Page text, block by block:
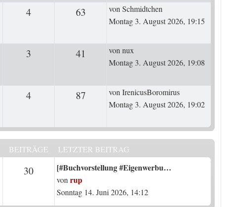
4Antworten 63ZugriffeLetzter Beitrag
vonSchmidtchen
Montag 3. August 2026, 19:15
3 41 ZugriffeLetzter Beitrag
vonnux
Montag 3. August 2026, 19:08
4Antworten 87ZugriffeLetzter Beitrag
vonIrenicusBoromirus
Montag 3. August 2026, 19:02
BEITRÄGE LETZTER BEITRAG
30BeiträgeLetzter Beitrag
[#Buchvorstellung #Eigenwerbu…
vonrup
Sonntag 14. Juni 2026, 14:12